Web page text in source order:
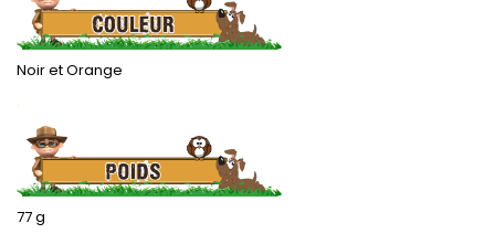
Noir et Orange
.
77 g